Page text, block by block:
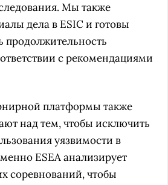
Мы также
дела в ESIC и готовы
продолжительность
с рекомендациями
платформы также
над тем, чтобы исключить
уязвимости в
ESEA анализирует
соревнований, чтобы